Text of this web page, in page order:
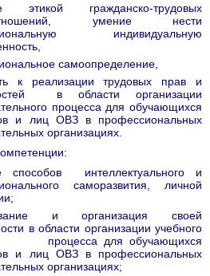
этикой гражданско-трудовых
умение нести
индивидуальную
самоопределение,
к реализации трудовых прав и
в области организации
процесса для обучающихся
и лиц ОВЗ в профессиональных
организациях.
способов интеллектуального и
саморазвития, личной
и организация своей
в области организации учебного
для обучающихся
и лиц ОВЗ в профессиональных
организациях;